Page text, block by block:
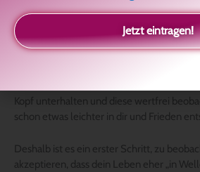
Kopf unterhalten und diese wertfrei
schon etwas leichter in dir und Frieden
Deshalb ist es ein erster Schritt, zu
akzeptieren, dass dein Leben eher „in
Jetzt eintragen!